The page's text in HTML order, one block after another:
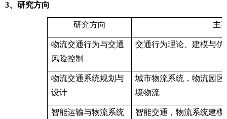
3、研究方向
研究方向 主
物流交通行为与交通
风险控制
交通行为理论、建模与
物流交通系统规划与
设计
城市物流系统，物流园
境物流
智能运输与物流系统
智能交通，物流系统建